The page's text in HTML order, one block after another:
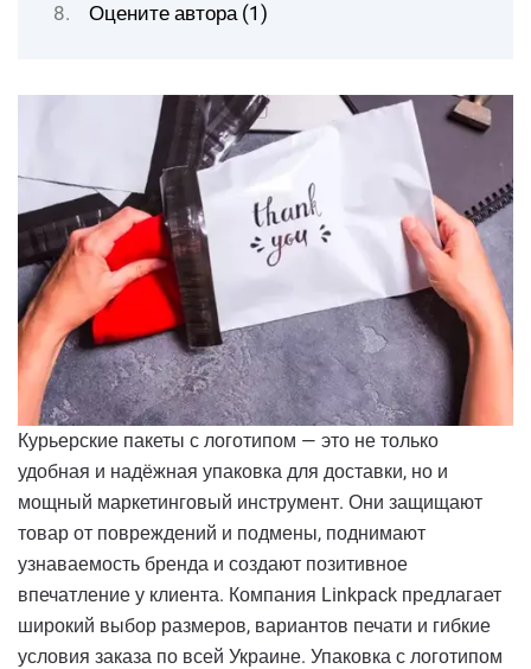
Оцените автора (1)
Курьерские пакеты с логотипом — это не только
удобная и надёжная упаковка для доставки, но и
мощный маркетинговый инструмент. Они защищают
товар от повреждений и подмены, поднимают
узнаваемость бренда и создают позитивное
впечатление у клиента. Компания Linkpack предлагает
широкий выбор размеров, вариантов печати и гибкие
условия заказа по всей Украине. Упаковка с логотипом